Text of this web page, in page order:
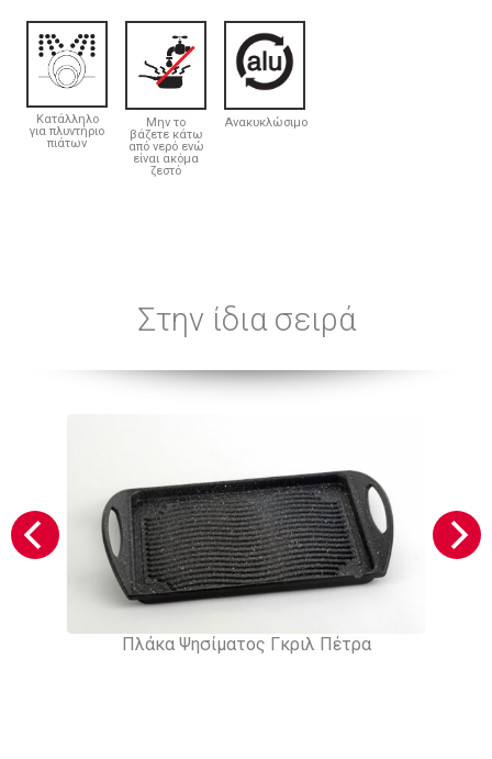
Κατάλληλο
για πλυντήριο
πιάτων
Μην το
βάζετε κάτω
από νερό ενώ
είναι ακόμα
ζεστό
Ανακυκλώσιμο
Στην ίδια σειρά
Πλάκα Ψησίματος Γκριλ Πέτρα